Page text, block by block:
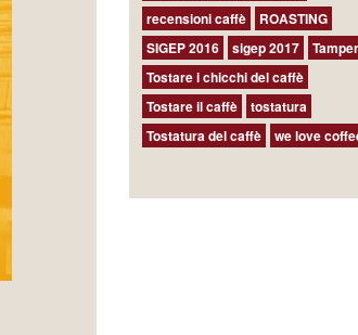
recensioni caffè
ROASTING
SIGEP 2016
sigep 2017
Tamper
Tostare i chicchi del caffè
Tostare il caffè
tostatura
Tostatura del caffè
we love